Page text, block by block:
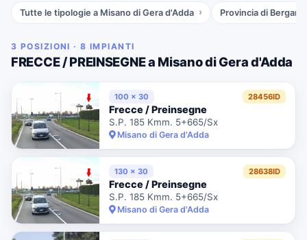
Tutte le tipologie a Misano di Gera d'Adda Provincia di Bergamo
3 POSIZIONI · 8 IMPIANTI
FRECCE / PREINSEGNE a Misano di Gera d'Adda
100 x 30 28456ID
Frecce / Preinsegne
S.P. 185 Kmm. 5+665/Sx
Misano di Gera d'Adda
130 x 30 28638ID
Frecce / Preinsegne
S.P. 185 Kmm. 5+665/Sx
Misano di Gera d'Adda